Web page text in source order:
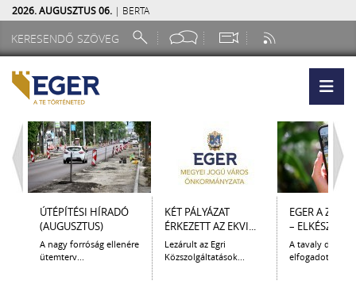
2026. AUGUSZTUS 06. | BERTA
ÚTÉPÍTÉSI HÍRADÓ
(AUGUSZTUS)
A nagy forróság ellenére
ütemterv...
KÉT PÁLYÁZAT
ÉRKEZETT AZ EKVI...
Lezárult az Egri
Közszolgáltatások...
EGER A
– ELKÉSZÜLT
A tavaly
elfogadott